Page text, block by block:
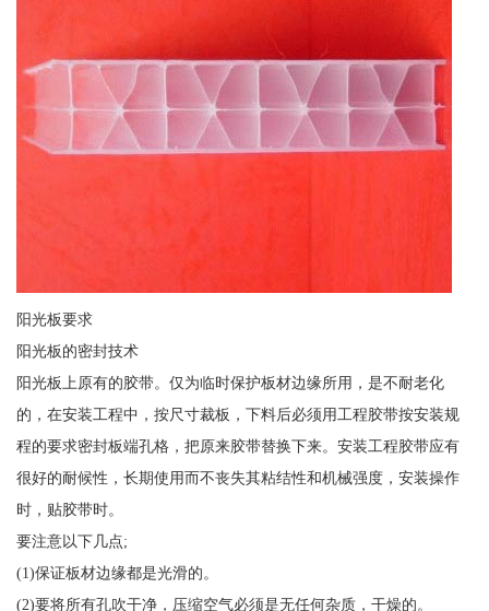
阳光板要求
阳光板的密封技术
阳光板上原有的胶带。仅为临时保护板材边缘所用，是不耐老化
的，在安装工程中，按尺寸裁板，下料后必须用工程胶带按安装规
程的要求密封板端孔格，把原来胶带替换下来。安装工程胶带应有
很好的耐候性，长期使用而不丧失其粘结性和机械强度，安装操作
时，贴胶带时。
要注意以下几点;
(1)保证板材边缘都是光滑的。
(2)要将所有孔吹干净，压缩空气必须是无任何杂质，干燥的。